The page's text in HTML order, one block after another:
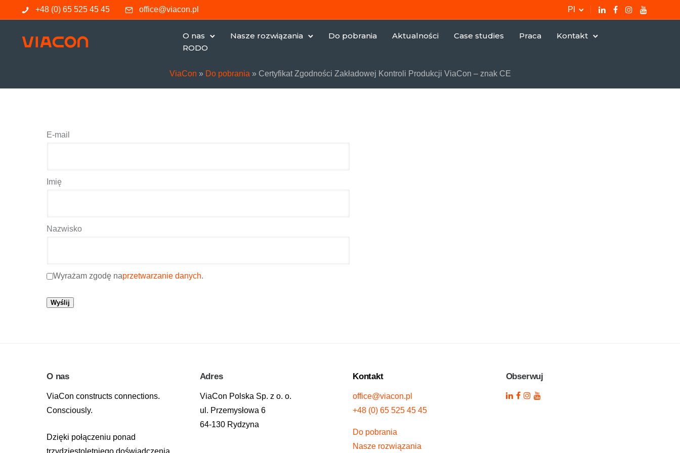
+48 (0) 65 525 45 45 office@viacon.pl Pl
O nas Nasze rozwiązania Do pobrania Aktualności Case studies Praca
Kontakt
RODO
ViaCon » Do pobrania » Certyfikat Zgodności Zakładowej Kontroli Produkcji ViaCon – znak CE
E-mail
Imię
Nazwisko
Wyrażam zgodę naprzetwarzanie danych.
Wyślij
O nas
ViaCon constructs connections.
Consciously.
Dzięki połączeniu ponad
trzydziestoletniego doświadczenia
Adres
ViaCon Polska Sp. z o. o.
ul. Przemysłowa 6
64-130 Rydzyna
Kontakt
office@viacon.pl
+48 (0) 65 525 45 45
Do pobrania
Nasze rozwiązania
Obserwuj